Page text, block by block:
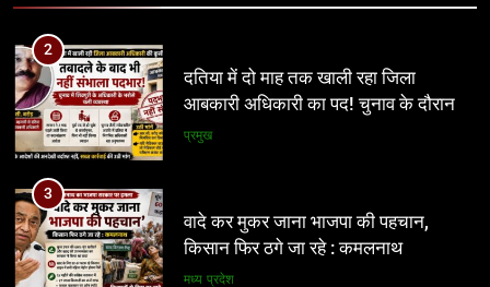
फटकार, अधिकारियों पर अवमानना की
कार्रवाई के संकेत
नई दिल्ली
5
विद्यार्थी को मिलेगा करियर मार्गदर्शन, शिक्षा
व्यवस्था में बदलाव की नई पहल
शिक्षा
कार्रवाई की मांग
3
वादे कर मुकर जाना भाजपा की पहचान,
किसान फिर ठगे जा रहे : कमलनाथ
मध्य प्रदेश
4
अवैध निर्माण पर सुप्रीम कोर्ट सख्त: राज्यों को
फटकार, अधिकारियों पर अवमानना की
कार्रवाई के संकेत
नई दिल्ली